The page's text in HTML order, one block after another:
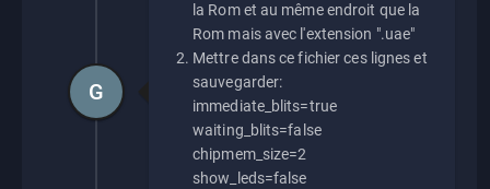
la Rom et au même endroit que la
Rom mais avec l'extension ".uae"
Mettre dans ce fichier ces lignes et
sauvegarder:
immediate_blits=true
waiting_blits=false
chipmem_size=2
show_leds=false
G